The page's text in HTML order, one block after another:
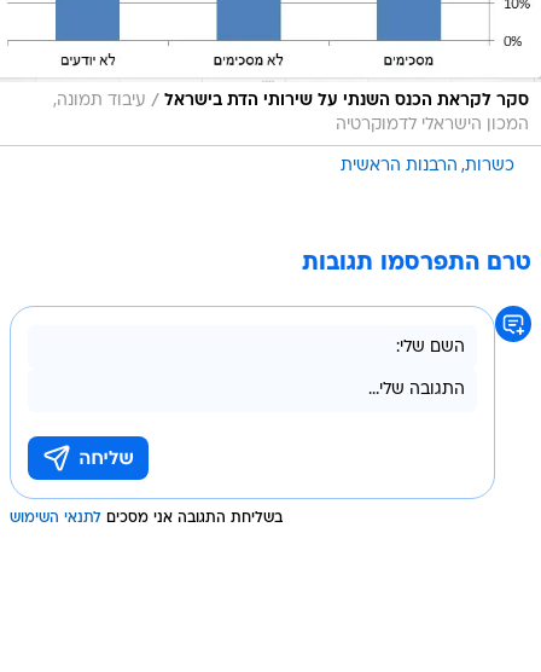
סקר לקראת הכנס השנתי על שירותי הדת בישראל / עיבוד תמונה,
המכון הישראלי לדמוקרטיה
כשרות הרבנות הראשית
טרם התפרסמו תגובות
בשליחת התגובה אני מסכים לתנאי השימוש